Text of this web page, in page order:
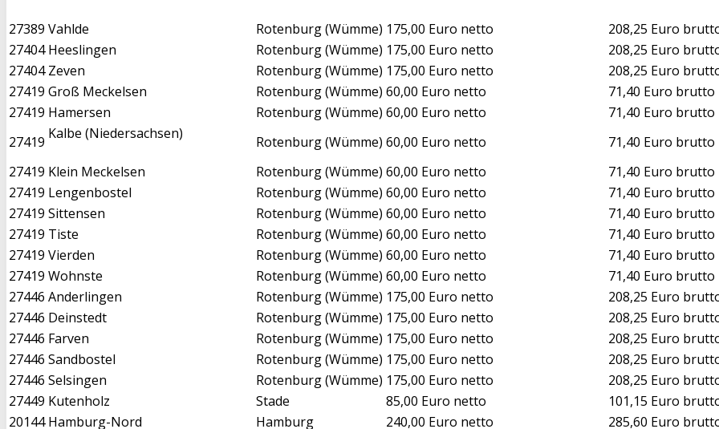
27389 Vahlde Rotenburg (Wümme) 175,00 Euro netto
208,25 Euro
27404 Heeslingen Rotenburg (Wümme) 175,00 Euro netto
208,25 Euro
27404 Zeven Rotenburg (Wümme) 175,00 Euro netto
208,25 Euro
27419 Groß Meckelsen Rotenburg (Wümme) 60,00 Euro netto
71,40 Euro brutto
27419 Hamersen Rotenburg (Wümme) 60,00 Euro netto
71,40 Euro brutto
27419 Kalbe (Niedersachsen) Rotenburg (Wümme) 60,00 Euro netto
71,40 Euro brutto
27419 Klein Meckelsen Rotenburg (Wümme) 60,00 Euro netto
71,40 Euro brutto
27419 Lengenbostel Rotenburg (Wümme) 60,00 Euro netto
71,40 Euro brutto
27419 Sittensen Rotenburg (Wümme) 60,00 Euro netto
71,40 Euro brutto
27419 Tiste Rotenburg (Wümme) 60,00 Euro netto
71,40 Euro brutto
27419 Vierden Rotenburg (Wümme) 60,00 Euro netto
71,40 Euro brutto
27419 Wohnste Rotenburg (Wümme) 60,00 Euro netto
71,40 Euro brutto
27446 Anderlingen Rotenburg (Wümme) 175,00 Euro netto
208,25 Euro
27446 Deinstedt Rotenburg (Wümme) 175,00 Euro netto
208,25 Euro
27446 Farven Rotenburg (Wümme) 175,00 Euro netto
208,25 Euro
27446 Sandbostel Rotenburg (Wümme) 175,00 Euro netto
208,25 Euro
27446 Selsingen Rotenburg (Wümme) 175,00 Euro netto
208,25 Euro
27449 Kutenholz Stade 85,00 Euro netto
101,15 Euro
20144 Hamburg-Nord Hamburg 240,00 Euro netto 285,60 Euro